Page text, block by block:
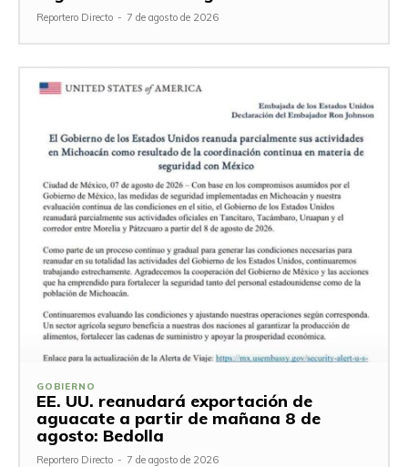
Reportero Directo - 7 de agosto de 2026
GOBIERNO
EE. UU. reanudará exportación de
aguacate a partir de mañana 8 de
agosto: Bedolla
Reportero Directo - 7 de agosto de 2026